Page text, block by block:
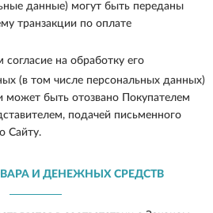
данные) могут быть переданы
транзакции по оплате
на обработку его
(в том числе персональных данных)
может быть отозвано Покупателем
подачей письменного
Сайту.
И ДЕНЕЖНЫХ СРЕДСТВ